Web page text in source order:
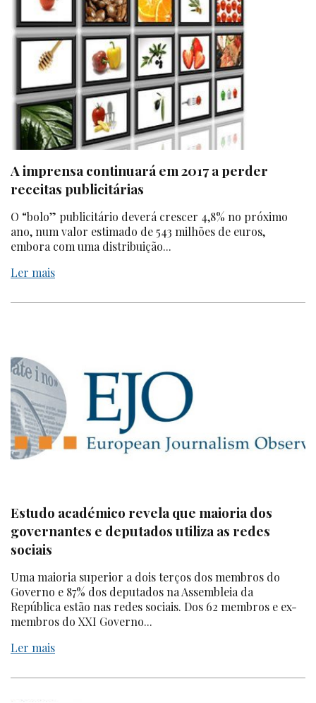
A imprensa continuará em 2017 a perder
receitas publicitárias
O “bolo” publicitário deverá crescer 4,8% no próximo
ano, num valor estimado de 543 milhões de euros,
embora com uma distribuição...
Ler mais
Estudo académico revela que maioria dos
governantes e deputados utiliza as redes
sociais
Uma maioria superior a dois terços dos membros do
Governo e 87% dos deputados na Assembleia da
República estão nas redes sociais. Dos 62 membros e ex-
membros do XXI Governo...
Ler mais